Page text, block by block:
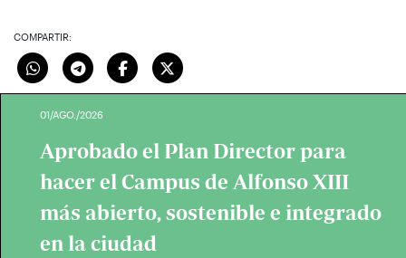
COMPARTIR:
01/AGO./2026
Aprobado el Plan Director para
hacer el Campus de Alfonso XIII
más abierto, sostenible e integrado
en la ciudad